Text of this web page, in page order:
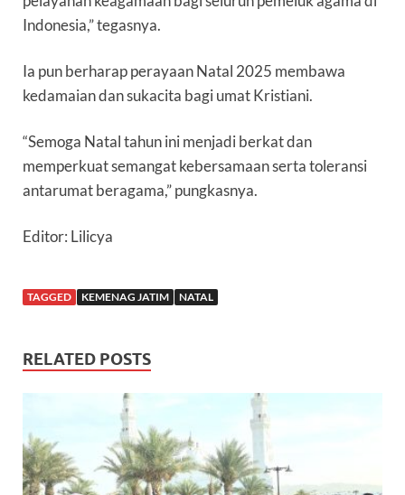
Indonesia,” tegasnya.
Ia pun berharap perayaan Natal 2025 membawa
kedamaian dan sukacita bagi umat Kristiani.
“Semoga Natal tahun ini menjadi berkat dan
memperkuat semangat kebersamaan serta toleransi
antarumat beragama,” pungkasnya.
Editor: Lilicya
TAGGED KEMENAG JATIM NATAL
RELATED POSTS